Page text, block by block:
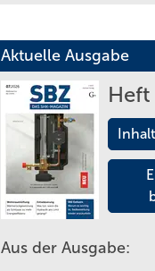
Aktuelle Ausgabe
Aus der Ausgabe: